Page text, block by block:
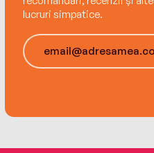
lucruri simpatice.